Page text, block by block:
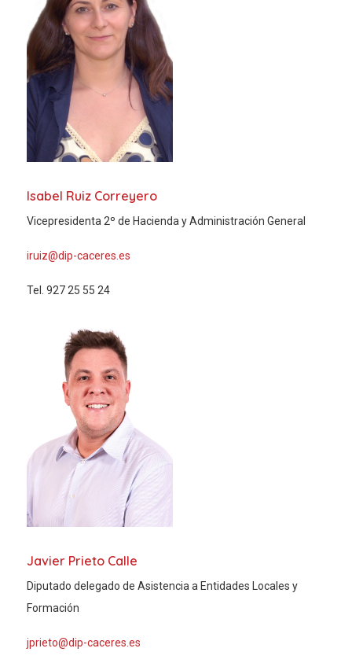
Isabel Ruiz Correyero
Vicepresidenta 2º de Hacienda y Administración General
iruiz@dip-caceres.es
Tel. 927 25 55 24
Javier Prieto Calle
Diputado delegado de Asistencia a Entidades Locales y
Formación
jprieto@dip-caceres.es